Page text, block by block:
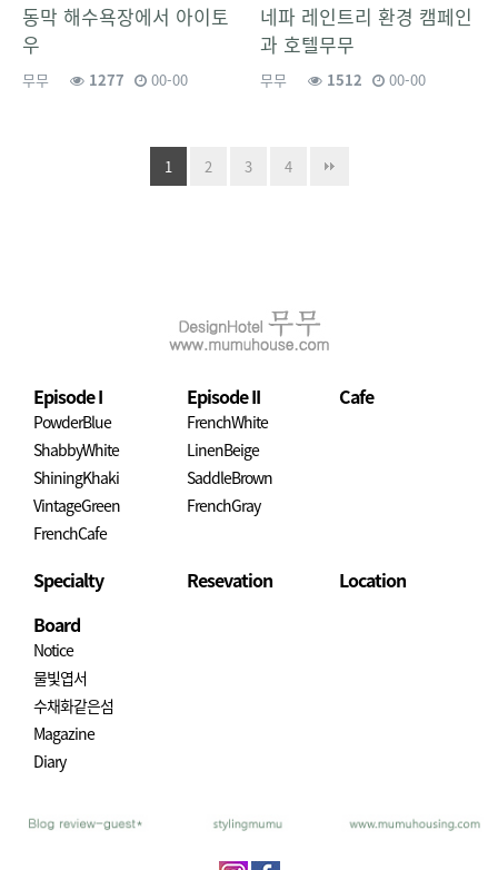
동막 해수욕장에서 아이토
우
무무 1277 00-00
네파 레인트리 환경 캠페인
과 호텔무무
무무 1512 00-00
1 2 3 4
Episode I
PowderBlue
ShabbyWhite
ShiningKhaki
VintageGreen
FrenchCafe
Episode II
FrenchWhite
LinenBeige
SaddleBrown
FrenchGray
Cafe
Specialty Resevation
Location
Board
Notice
물빛엽서
수채화같은섬
Magazine
Diary